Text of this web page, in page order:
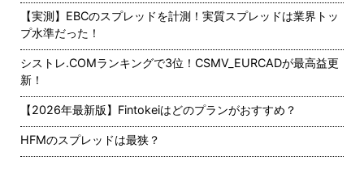
【実測】EBCのスプレッドを計測！実質スプレッドは業界トッ
プ水準だった！
シストレ.COMランキングで3位！CSMV_EURCADが最高益更
新！
【2026年最新版】Fintokeiはどのプランがおすすめ？
HFMのスプレッドは最狭？